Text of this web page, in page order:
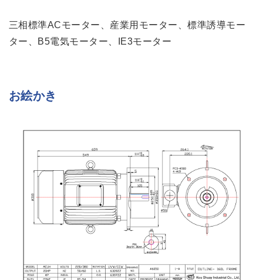
三相標準ACモーター、産業用モーター、標準誘導モー
ター、B5電気モーター、IE3モーター
お絵かき